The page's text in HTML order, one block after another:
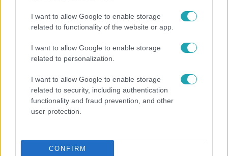
I want to allow Google to enable storage
related to functionality of the website or app.
I want to allow Google to enable storage
related to personalization.
I want to allow Google to enable storage
related to security, including authentication
functionality and fraud prevention, and other
user protection.
CONFIRM
tehetséges politikus, nem értheti meg, milyen súlyos
helyzetbe kerültünk.